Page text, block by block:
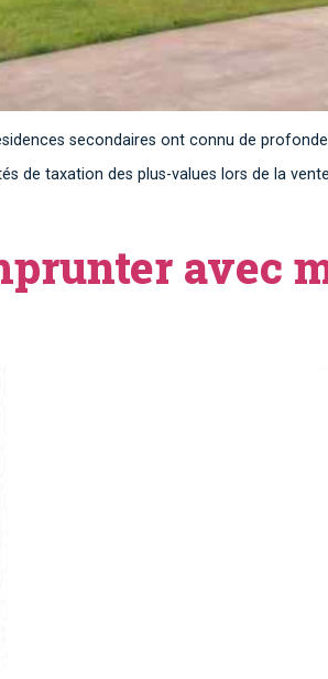
secondaires ont connu de
de taxation des plus-values lors de la
avec